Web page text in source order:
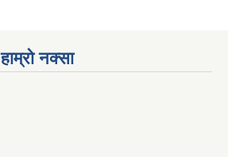
हाम्रो नक्सा